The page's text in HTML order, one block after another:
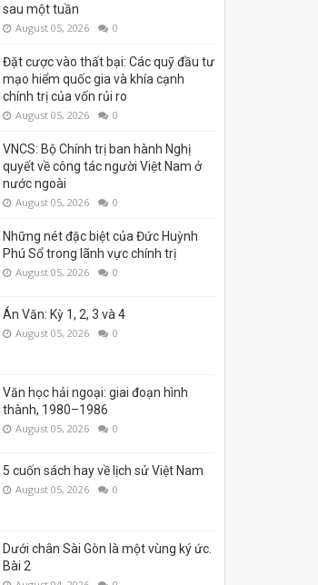
sau một tuần
August 05, 2026 0
Đặt cược vào thất bại: Các quỹ đầu tư
mạo hiểm quốc gia và khía cạnh
chính trị của vốn rủi ro
August 05, 2026 0
VNCS: Bộ Chính trị ban hành Nghị
quyết về công tác người Việt Nam ở
nước ngoài
August 05, 2026 0
Những nét đặc biệt của Đức Huỳnh
Phú Sổ trong lãnh vực chính trị
August 05, 2026 0
Án Văn: Kỳ 1, 2, 3 và 4
August 05, 2026 0
Văn học hải ngoại: giai đoạn hình
thành, 1980–1986
August 05, 2026 0
5 cuốn sách hay về lịch sử Việt Nam
August 05, 2026 0
Dưới chân Sài Gòn là một vùng ký ức.
Bài 2